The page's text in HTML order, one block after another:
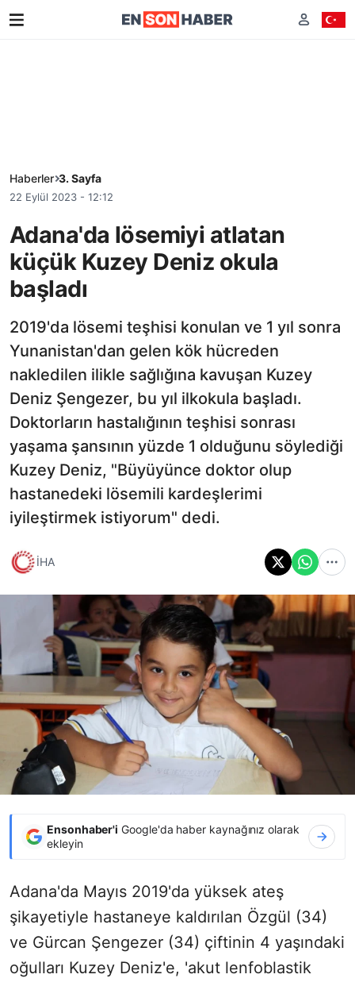
Haberler 3. Sayfa
22 Eylül 2023 - 12:12
Adana'da lösemiyi atlatan
küçük Kuzey Deniz okula
başladı
2019'da lösemi teşhisi konulan ve 1 yıl sonra
Yunanistan'dan gelen kök hücreden
nakledilen ilikle sağlığına kavuşan Kuzey
Deniz Şengezer, bu yıl ilkokula başladı.
Doktorların hastalığının teşhisi sonrası
yaşama şansının yüzde 1 olduğunu söylediği
Kuzey Deniz, "Büyüyünce doktor olup
hastanedeki lösemili kardeşlerimi
iyileştirmek istiyorum" dedi.
İHA
Ensonhaber'i Google'da haber kaynağınız olarak
ekleyin
Adana'da Mayıs 2019'da yüksek ateş
şikayetiyle hastaneye kaldırılan Özgül (34)
ve Gürcan Şengezer (34) çiftinin 4 yaşındaki
oğulları Kuzey Deniz'e, 'akut lenfoblastik